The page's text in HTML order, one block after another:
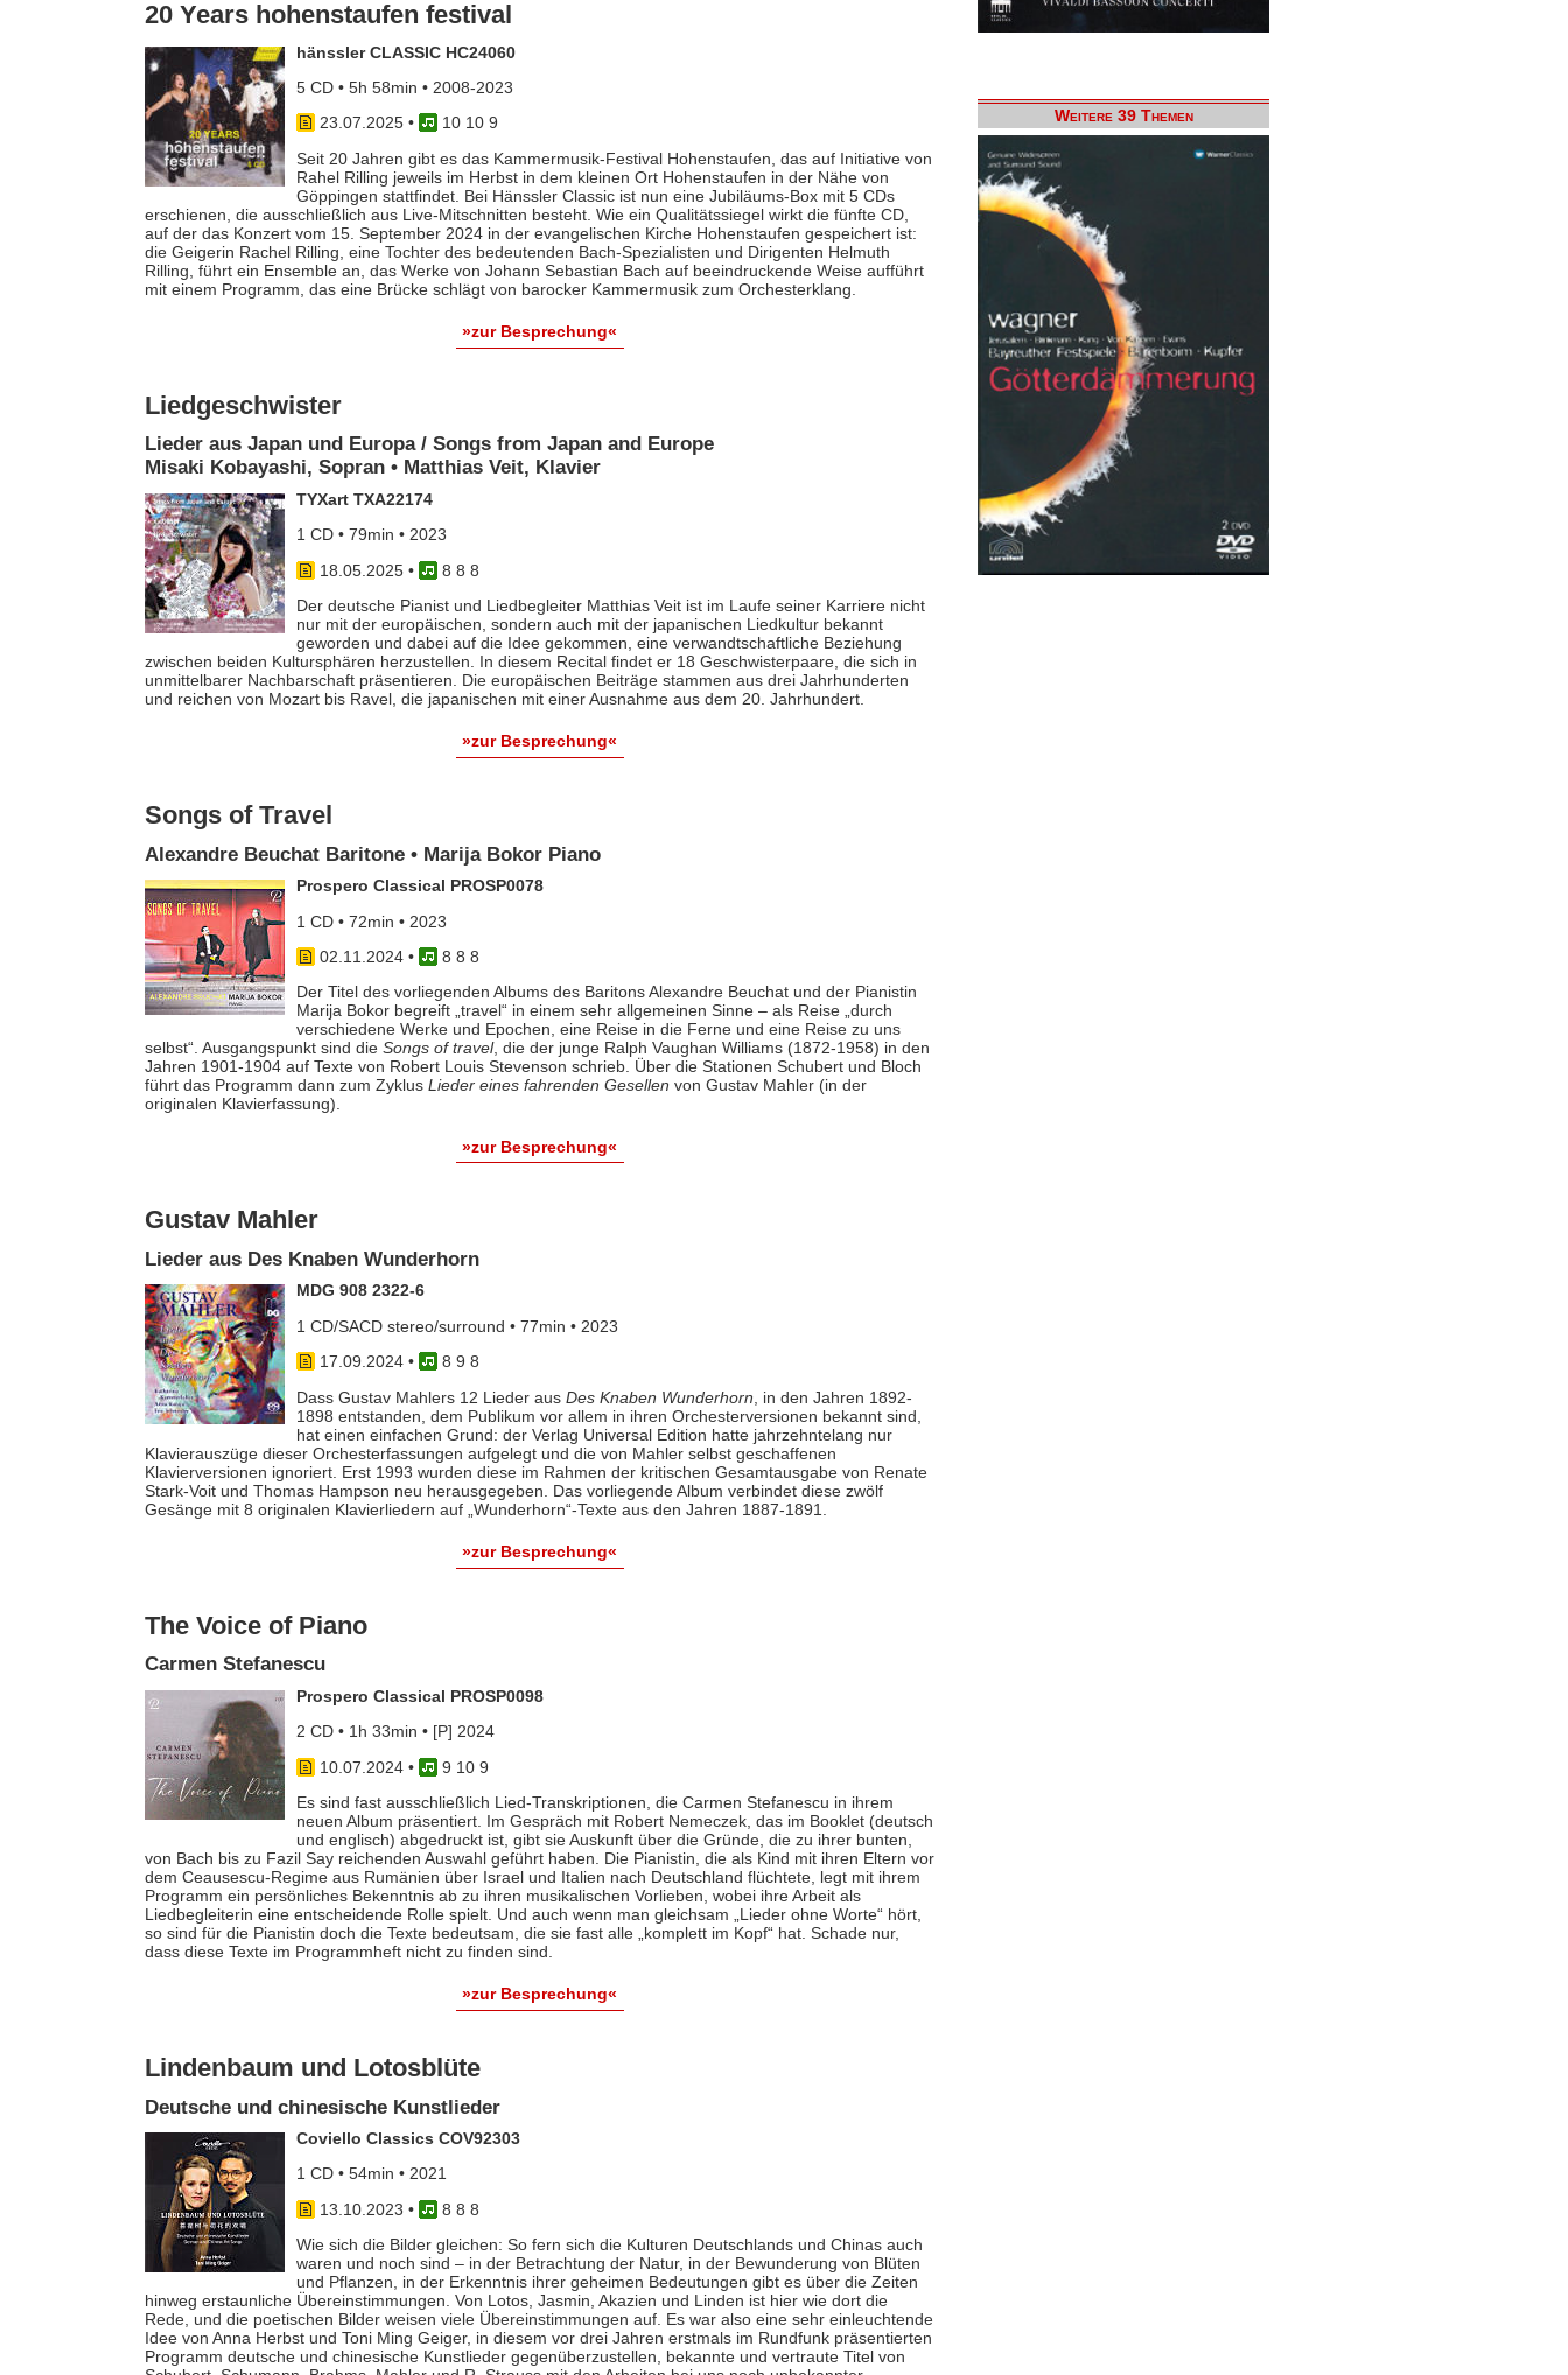
20 Years hohenstaufen festival
hänssler CLASSIC HC24060
5 CD • 5h 58min • 2008-2023
23.07.2025•
10 10 9
Seit 20 Jahren gibt es das Kammermusik-Festival Hohenstaufen, das auf Initiative von
Rahel Rilling jeweils im Herbst in dem kleinen Ort Hohenstaufen in der Nähe von
Göppingen stattfindet. Bei Hänssler Classic ist nun eine Jubiläums-Box mit 5 CDs
erschienen, die ausschließlich aus Live-Mitschnitten besteht. Wie ein Qualitätssiegel wirkt die fünfte CD,
auf der das Konzert vom 15. September 2024 in der evangelischen Kirche Hohenstaufen gespeichert ist:
die Geigerin Rachel Rilling, eine Tochter des bedeutenden Bach-Spezialisten und Dirigenten Helmuth
Rilling, führt ein Ensemble an, das Werke von Johann Sebastian Bach auf beeindruckende Weise aufführt
mit einem Programm, das eine Brücke schlägt von barocker Kammermusik zum Orchesterklang.
»zur Besprechung«
Liedgeschwister
Lieder aus Japan und Europa / Songs from Japan and Europe
Misaki Kobayashi, Sopran • Matthias Veit, Klavier
TYXart TXA22174
1 CD • 79min • 2023
18.05.2025•
8 8 8
Der deutsche Pianist und Liedbegleiter Matthias Veit ist im Laufe seiner Karriere nicht
nur mit der europäischen, sondern auch mit der japanischen Liedkultur bekannt
geworden und dabei auf die Idee gekommen, eine verwandtschaftliche Beziehung
zwischen beiden Kultursphären herzustellen. In diesem Recital findet er 18 Geschwisterpaare, die sich in
unmittelbarer Nachbarschaft präsentieren. Die europäischen Beiträge stammen aus drei Jahrhunderten
und reichen von Mozart bis Ravel, die japanischen mit einer Ausnahme aus dem 20. Jahrhundert.
»zur Besprechung«
Songs of Travel
Alexandre Beuchat Baritone • Marija Bokor Piano
Prospero Classical PROSP0078
1 CD • 72min • 2023
02.11.2024•
8 8 8
Der Titel des vorliegenden Albums des Baritons Alexandre Beuchat und der Pianistin
Marija Bokor begreift „travel“ in einem sehr allgemeinen Sinne – als Reise „durch
verschiedene Werke und Epochen, eine Reise in die Ferne und eine Reise zu uns
selbst“. Ausgangspunkt sind die Songs of travel, die der junge Ralph Vaughan Williams (1872-1958) in den
Jahren 1901-1904 auf Texte von Robert Louis Stevenson schrieb. Über die Stationen Schubert und Bloch
führt das Programm dann zum Zyklus Lieder eines fahrenden Gesellen von Gustav Mahler (in der
originalen Klavierfassung).
»zur Besprechung«
Gustav Mahler
Lieder aus Des Knaben Wunderhorn
MDG 908 2322-6
1 CD/SACD stereo/surround • 77min • 2023
17.09.2024•
8 9 8
Dass Gustav Mahlers 12 Lieder aus Des Knaben Wunderhorn , in den Jahren 1892-
1898 entstanden, dem Publikum vor allem in ihren Orchesterversionen bekannt sind,
hat einen einfachen Grund: der Verlag Universal Edition hatte jahrzehntelang nur
Klavierauszüge dieser Orchesterfassungen aufgelegt und die von Mahler selbst geschaffenen
Klavierversionen ignoriert. Erst 1993 wurden diese im Rahmen der kritischen Gesamtausgabe von Renate
Stark-Voit und Thomas Hampson neu herausgegeben. Das vorliegende Album verbindet diese zwölf
Gesänge mit 8 originalen Klavierliedern auf „Wunderhorn“-Texte aus den Jahren 1887-1891.
»zur Besprechung«
The Voice of Piano
Carmen Stefanescu
Prospero Classical PROSP0098
2 CD • 1h 33min • [P] 2024
10.07.2024•
9 10 9
Es sind fast ausschließlich Lied-Transkriptionen, die Carmen Stefanescu in ihrem
neuen Album präsentiert. Im Gespräch mit Robert Nemeczek, das im Booklet (deutsch
und englisch) abgedruckt ist, gibt sie Auskunft über die Gründe, die zu ihrer bunten,
von Bach bis zu Fazil Say reichenden Auswahl geführt haben. Die Pianistin, die als Kind mit ihren Eltern vor
dem Ceausescu-Regime aus Rumänien über Israel und Italien nach Deutschland flüchtete, legt mit ihrem
Programm ein persönliches Bekenntnis ab zu ihren musikalischen Vorlieben, wobei ihre Arbeit als
Liedbegleiterin eine entscheidende Rolle spielt. Und auch wenn man gleichsam „Lieder ohne Worte“ hört,
so sind für die Pianistin doch die Texte bedeutsam, die sie fast alle „komplett im Kopf“ hat. Schade nur,
dass diese Texte im Programmheft nicht zu finden sind.
»zur Besprechung«
Lindenbaum und Lotosblüte
Deutsche und chinesische Kunstlieder
Coviello Classics COV92303
1 CD • 54min • 2021
13.10.2023 •
8 8 8
Wie sich die Bilder gleichen: So fern sich die Kulturen Deutschlands und Chinas auch
waren und noch sind – in der Betrachtung der Natur, in der Bewunderung von Blüten
und Pflanzen, in der Erkenntnis ihrer geheimen Bedeutungen gibt es über die Zeiten
hinweg erstaunliche Übereinstimmungen. Von Lotos, Jasmin, Akazien und Linden ist hier wie dort die
Rede, und die poetischen Bilder weisen viele Übereinstimmungen auf. Es war also eine sehr einleuchtende
Idee von Anna Herbst und Toni Ming Geiger, in diesem vor drei Jahren erstmals im Rundfunk präsentierten
Programm deutsche und chinesische Kunstlieder gegenüberzustellen, bekannte und vertraute Titel von
Weitere 39 Themen